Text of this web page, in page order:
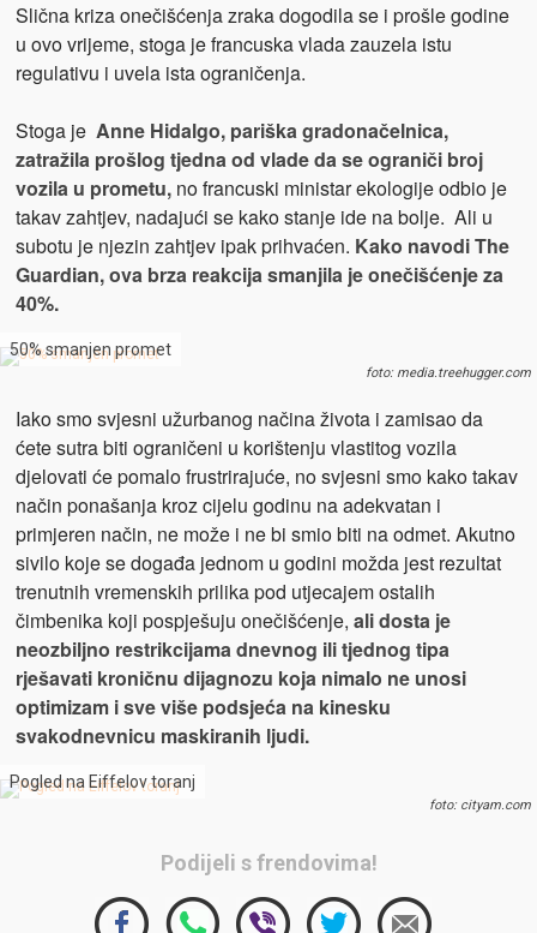
Slična kriza onečišćenja zraka dogodila se i prošle godine
u ovo vrijeme, stoga je francuska vlada zauzela istu
regulativu i uvela ista ograničenja.
Stoga je Anne Hidalgo, pariška gradonačelnica,
zatražila prošlog tjedna od vlade da se ograniči broj
vozila u prometu,no francuski ministar ekologije odbio je
takav zahtjev, nadajući se kako stanje ide na bolje. Ali u
subotu je njezin zahtjev ipak prihvaćen. Kako navodi The
Guardian, ova brza reakcija smanjila je onečišćenje za
40%.
50% smanjen promet
foto: media.treehugger.com
Iako smo svjesni užurbanog načina života i zamisao da
ćete sutra biti ograničeni u korištenju vlastitog vozila
djelovati će pomalo frustrirajuće, no svjesni smo kako takav
način ponašanja kroz cijelu godinu na adekvatan i
primjeren način, ne može i ne bi smio biti na odmet. Akutno
sivilo koje se događa jednom u godini možda jest rezultat
trenutnih vremenskih prilika pod utjecajem ostalih
čimbenika koji pospješuju onečišćenje, ali dosta je
neozbiljno restrikcijama dnevnog ili tjednog tipa
rješavati kroničnu dijagnozu koja nimalo ne unosi
optimizam i sve više podsjeća na kinesku
svakodnevnicu maskiranih ljudi.
Pogled na Eiffelov toranj
foto: cityam.com
Podijeli s frendovima!